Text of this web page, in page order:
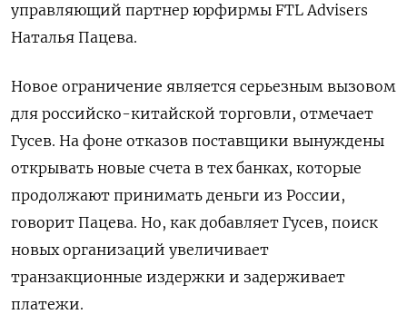
управляющий партнер юрфирмы FTL Advisers
Наталья Пацева.
Новое ограничение является серьезным вызовом
для российско-китайской торговли, отмечает
Гусев. На фоне отказов поставщики вынуждены
открывать новые счета в тех банках, которые
продолжают принимать деньги из России,
говорит Пацева. Но, как добавляет Гусев, поиск
новых организаций увеличивает
транзакционные издержки и задерживает
платежи.